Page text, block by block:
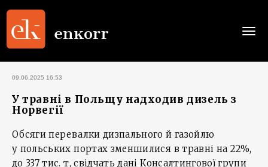
09.06.2025 16:53
У травні в Польщу надходив дизель з
Норвегії
Обсяги перевалки дизпального й газойлю
у польських портах зменшилися в травні на 22%,
до 337 тис. т, свідчать дані Консалтингової групи